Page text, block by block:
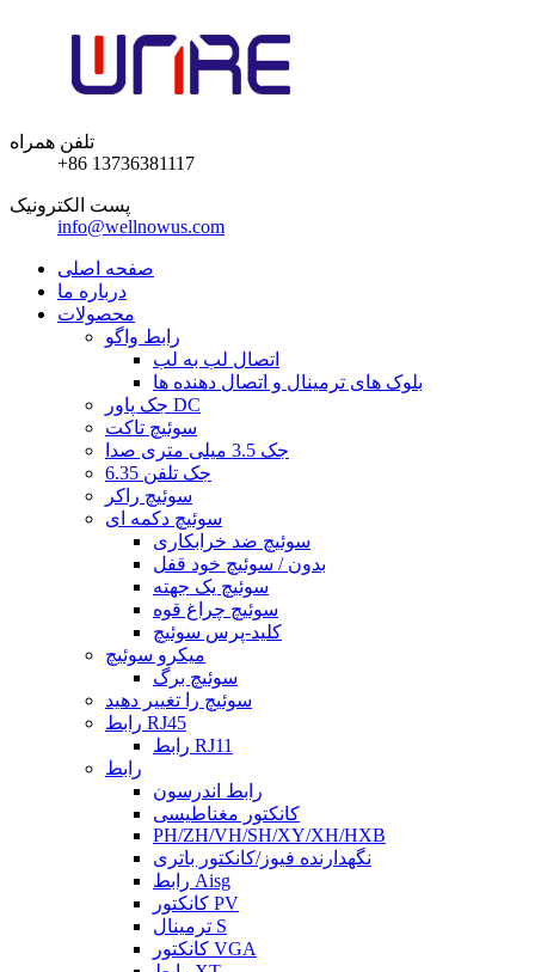
تلفن همراه
+86 13736381117
پست الکترونیک
info@wellnowus.com
صفحه اصلی
درباره ما
محصولات
رابط واگو
اتصال لب به لب
بلوک های ترمینال و اتصال دهنده ها
جک پاور DC
سوئیچ تاکت
جک 3.5 میلی متری صدا
6.35 جک تلفن
سوئیچ راکر
سوئیچ دکمه ای
سوئیچ ضد خرابکاری
بدون / سوئیچ خود قفل
سوئیچ یک جهته
سوئیچ چراغ قوه
کلید-پرس سوئیچ
میکرو سوئیچ
سوئیچ برگ
سوئیچ را تغییر دهید
رابط RJ45
رابط RJ11
رابط
رابط اندرسون
کانکتور مغناطیسی
PH/ZH/VH/SH/XY/XH/HXB
نگهدارنده فیوز/کانکتور باتری
رابط Aisg
کانکتور PV
ترمینال S
کانکتور VGA